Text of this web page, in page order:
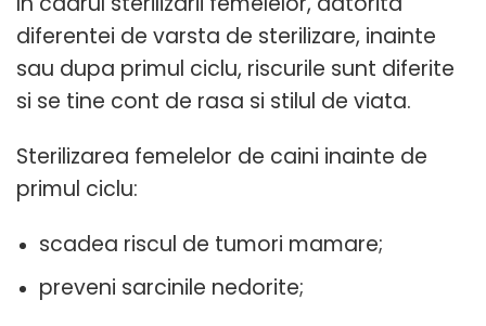
diferentei de varsta de sterilizare, inainte
sau dupa primul ciclu, riscurile sunt diferite
si se tine cont de rasa si stilul de viata.
Sterilizarea femelelor de caini inainte de
primul ciclu:
scadea riscul de tumori mamare;
preveni sarcinile nedorite;